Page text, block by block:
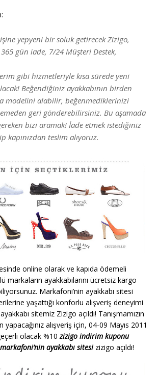
yepyeni bir soluk getirecek Zizigo,
gün iade, 7/24 Müşteri Destek,
gibi hizmetleriyle kısa sürede yeni
Beğendiğiniz ayakkabının birden
modelini alabilir, beğenmediklerinizi
geri gönderebilirsiniz. Bu aşamada
bizi aramak! İade etmek istediğiniz
kapınızdan teslim alıyoruz.
online olarak ve kapıda ödemeli
markaların ayakkabılarını ücretsiz kargo
Markafoni’nin ayakkabı sitesi
sitemiz Zizigo açıldı! Tanışmamızın
yapacağınız alışveriş için, 04-09 Mayıs 2011
olacak %10 zizigo indirim kuponu
markafoni’nin ayakkabı sitesi